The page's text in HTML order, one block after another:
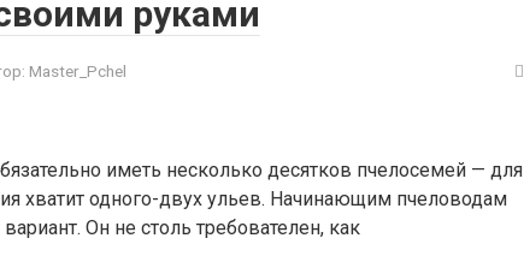
руками
Master_Pchel
иметь несколько десятков пчелосемей — для
хватит одного-двух ульев. Начинающим пчеловодам
Он не столь требователен, как